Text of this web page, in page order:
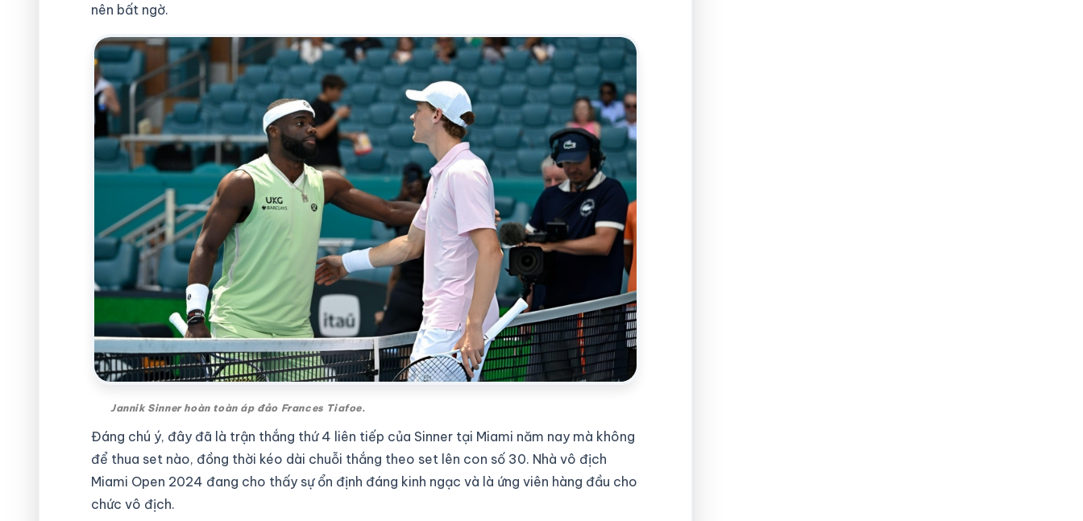
nên bất ngờ.
Jannik Sinner hoàn toàn áp đảo Frances Tiafoe.
Đáng chú ý, đây đã là trận thắng thứ 4 liên tiếp của Sinner tại Miami năm nay mà không
để thua set nào, đồng thời kéo dài chuỗi thắng theo set lên con số 30. Nhà vô địch
Miami Open 2024 đang cho thấy sự ổn định đáng kinh ngạc và là ứng viên hàng đầu cho
chức vô địch.